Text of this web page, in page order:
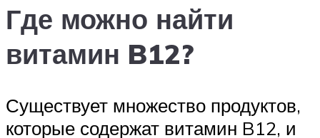
Где можно найти
витамин B12?
Существует множество продуктов,
которые содержат витамин B12, и